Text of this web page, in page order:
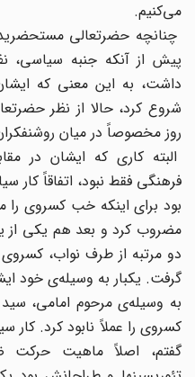
می‌کنیم.
چنانچه حضرتعالی مستحضرید
پیش از آنکه جنبه‌ سیاسی،
داشت، به این معنی که ایشان
شروع کرد، حالا از نظر
روز مخصوصاً در میان روشنفکران
البته کاری که ایشان در
فرهنگی فقط نبود، اتفاقاً کار
بود برای اینکه خب کسروی را
مضروب کرد و بعد هم یکی از
دو مرتبه از طرف نواب، کسروی
گرفت. یکبار به وسیله‌ی خود
به وسیله‌ی مرحوم امامی،
کسروی را عملاً نابود کرد. کار
گفتم، اصلاً ماهیت